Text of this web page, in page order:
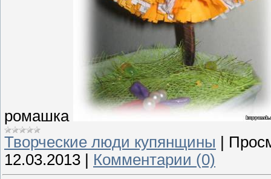
ромашка
Творческие люди купянщины
12.03.2013
Комментарии (0)